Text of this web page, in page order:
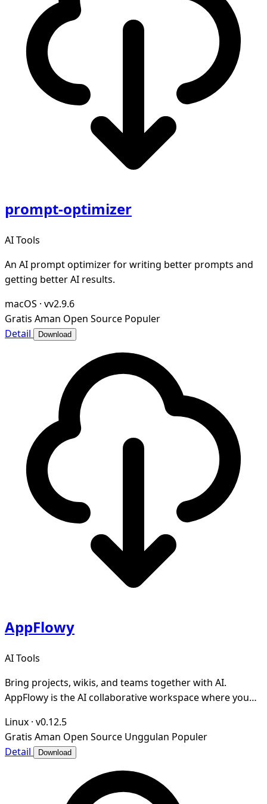
prompt-optimizer
AI Tools
An AI prompt optimizer for writing better prompts and
getting better AI results.
macOS · vv2.9.6
Gratis Aman Open Source Populer
Detail
Download
AppFlowy
AI Tools
Bring projects, wikis, and teams together with AI.
AppFlowy is the AI collaborative workspace where you
Linux · v0.12.5
Gratis Aman Open Source Unggulan Populer
Detail
Download